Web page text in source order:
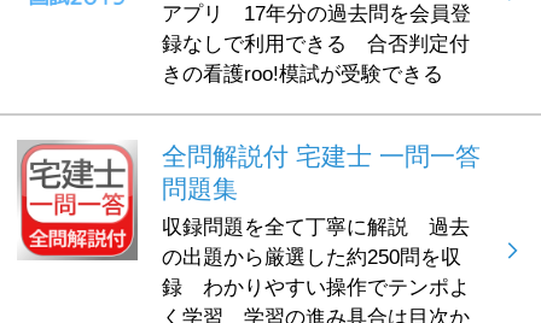
アプリ 17年分の過去問を会員登
録なしで利用できる 合否判定付
きの看護roo!模試が受験できる
全問解説付 宅建士 一問一答
問題集
収録問題を全て丁寧に解説 過去
の出題から厳選した約250問を収
録 わかりやすい操作でテンポよ
く学習 学習の進み具合は目次か